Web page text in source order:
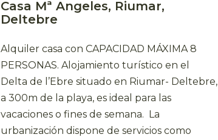
Casa Mª Angeles, Riumar,
Deltebre
Alquiler casa con CAPACIDAD MÁXIMA 8
PERSONAS. Alojamiento turístico en el
Delta de l’Ebre situado en Riumar- Deltebre,
a 300m de la playa, es ideal para las
vacaciones o fines de semana. La
urbanización dispone de servicios como